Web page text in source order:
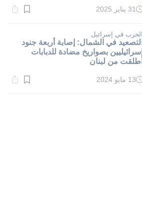
دقيقة.
31 يناير 2025
الحرب في إسرائيل
التصعيد في الشمال: إصابة أربعة جنود
إسرائيليين بصواريخ مضادة للدبابات
أطلقت من لبنان
13 مايو 2024